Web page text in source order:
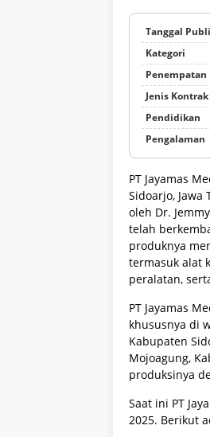
Tanggal
Kategori
Penempatan
Jenis Kontrak
Pendidikan
Pengalaman
PT Jayamas
Sidoarjo,
oleh Dr.
telah
produknya
termasuk alat
peralatan,
PT Jayamas
khususnya di
Kabupaten
Mojoagung,
produksinya
Saat ini PT
2025. Berikut